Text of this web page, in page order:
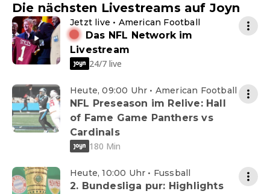
Die nächsten Livestreams auf Joyn
Jetzt live • American Football
Das NFL Network im
Livestream
24/7 live
Heute, 09:00 Uhr • American Football
NFL Preseason im Relive: Hall
of Fame Game Panthers vs
Cardinals
180 Min
Heute, 10:00 Uhr • Fussball
2. Bundesliga pur: Highlights